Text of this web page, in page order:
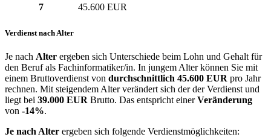
7
45.600 EUR
Verdienst nach Alter
Je nach Alter ergeben sich Unterschiede beim Lohn und Gehalt für
den Beruf als Fachinformatiker/in. In jungem Alter können Sie mit
einem Bruttoverdienst von durchschnittlich 45.600 EUR pro Jahr
rechnen. Mit steigendem Alter verändert sich der der Verdienst und
liegt bei 39.000 EUR Brutto. Das entspricht einerVeränderung
von -14%.
Je nach Alter ergeben sich folgende Verdienstmöglichkeiten: